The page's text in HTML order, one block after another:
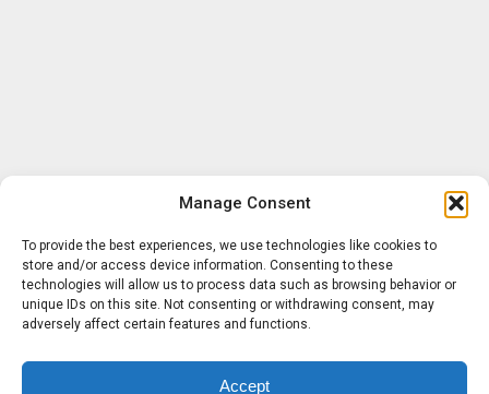
Manage Consent
To provide the best experiences, we use technologies like cookies to
store and/or access device information. Consenting to these
technologies will allow us to process data such as browsing behavior or
unique IDs on this site. Not consenting or withdrawing consent, may
adversely affect certain features and functions.
Accept